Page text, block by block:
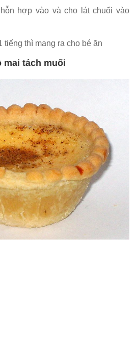
hợp vào và cho lát chuối vào
tiếng thì mang ra cho bé ăn
mai tách muối